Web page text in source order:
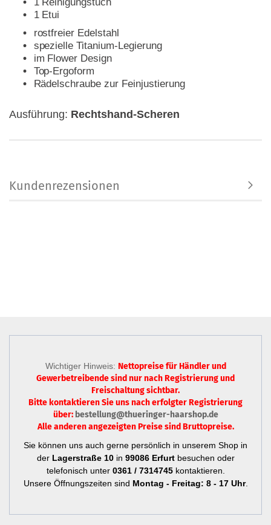
1 Etui
rostfreier Edelstahl
spezielle Titanium-Legierung
im Flower Design
Top-Ergoform
Rädelschraube zur Feinjustierung
Ausführung: Rechtshand-Scheren
Kundenrezensionen
Wichtiger Hinweis: Nettopreise für Händler und
Gewerbetreibende sind nurnach Registrierungund
Freischaltung sichtbar.
Bitte kontaktieren Sie uns nach erfolgter Registrierung
über: bestellung@thueringer-haarshop.de
Alle anderen angezeigten Preise sind Bruttopreise.
Sie können uns auch gerne persönlich in unserem Shop in
der Lagerstraße 10in 99086 Erfurtbesuchen oder
telefonisch unter 0361 / 7314745kontaktieren.
Unsere Öffnungszeiten sind Montag - Freitag: 8 - 17 Uhr.